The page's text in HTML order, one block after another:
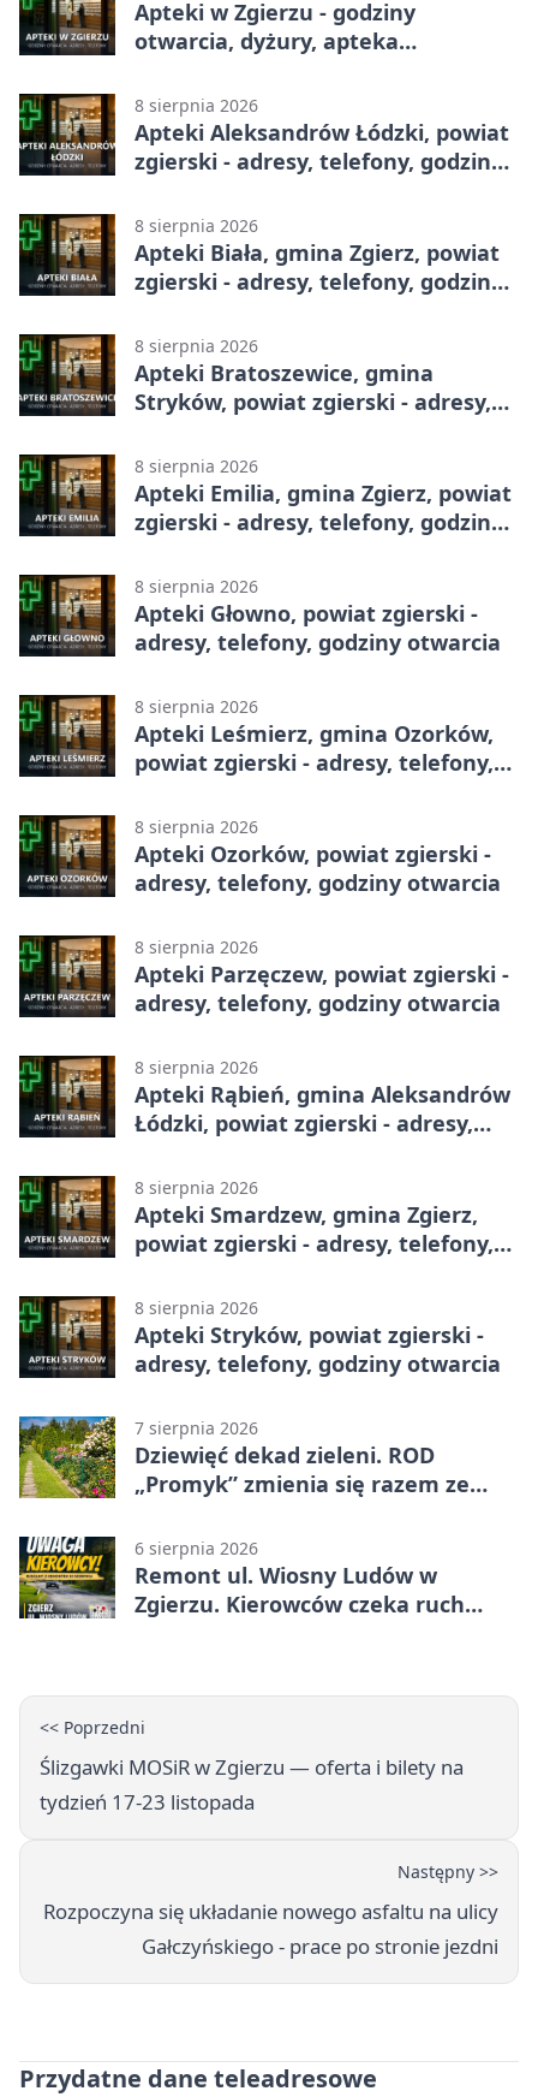
Apteki w Zgierzu - godziny
otwarcia, dyżury, apteka
8 sierpnia 2026
Apteki Aleksandrów Łódzki, powiat
zgierski - adresy, telefony, godziny
8 sierpnia 2026
Apteki Biała, gmina Zgierz, powiat
zgierski - adresy, telefony, godziny
8 sierpnia 2026
Apteki Bratoszewice, gmina
Stryków, powiat zgierski - adresy,
8 sierpnia 2026
Apteki Emilia, gmina Zgierz, powiat
zgierski - adresy, telefony, godziny
8 sierpnia 2026
Apteki Głowno, powiat zgierski -
adresy, telefony, godziny otwarcia
8 sierpnia 2026
Apteki Leśmierz, gmina Ozorków,
powiat zgierski - adresy, telefony,
8 sierpnia 2026
Apteki Ozorków, powiat zgierski -
adresy, telefony, godziny otwarcia
8 sierpnia 2026
Apteki Parzęczew, powiat zgierski -
adresy, telefony, godziny otwarcia
8 sierpnia 2026
Apteki Rąbień, gmina Aleksandrów
Łódzki, powiat zgierski - adresy,
8 sierpnia 2026
Apteki Smardzew, gmina Zgierz,
powiat zgierski - adresy, telefony,
8 sierpnia 2026
Apteki Stryków, powiat zgierski -
adresy, telefony, godziny otwarcia
7 sierpnia 2026
Dziewięć dekad zieleni. ROD
„Promyk” zmienia się razem ze
6 sierpnia 2026
Remont ul. Wiosny Ludów w
Zgierzu. Kierowców czeka ruch
<< Poprzedni
Ślizgawki MOSiR w Zgierzu — oferta i bilety na
tydzień 17-23 listopada
Następny >>
Rozpoczyna się układanie nowego asfaltu na ulicy
Gałczyńskiego - prace po stronie jezdni
Przydatne dane teleadresowe